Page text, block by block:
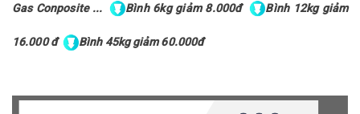
Gas Conposite ... Bình 6kg giảm 8.000đ Bình 12kg giảm
16.000 đ Bình 45kg giảm 60.000đ